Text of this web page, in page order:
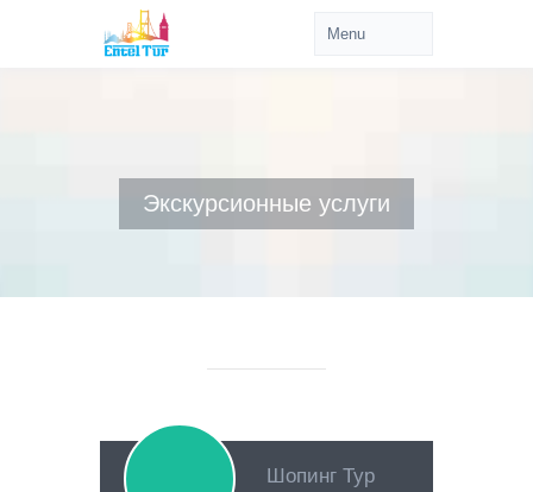
Экскурсионные услуги
Шопинг Тур